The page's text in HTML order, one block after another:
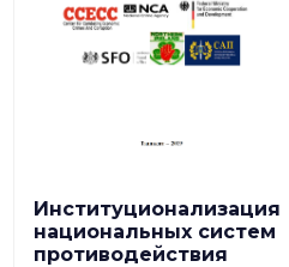
Институционализация
национальных систем
противодействия